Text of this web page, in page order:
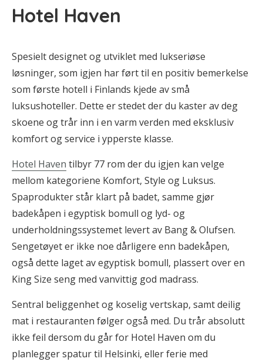
Hotel Haven
Spesielt designet og utviklet med lukseriøse
løsninger, som igjen har ført til en positiv bemerkelse
som første hotell i Finlands kjede av små
luksushoteller. Dette er stedet der du kaster av deg
skoene og trår inn i en varm verden med eksklusiv
komfort og service i ypperste klasse.
Hotel Haven tilbyr 77 rom der du igjen kan velge
mellom kategoriene Komfort, Style og Luksus.
Spaprodukter står klart på badet, samme gjør
badekåpen i egyptisk bomull og lyd- og
underholdningssystemet levert av Bang & Olufsen.
Sengetøyet er ikke noe dårligere enn badekåpen,
også dette laget av egyptisk bomull, plassert over en
King Size seng med vanvittig god madrass.
Sentral beliggenhet og koselig vertskap, samt deilig
mat i restauranten følger også med. Du trår absolutt
ikke feil dersom du går for Hotel Haven om du
planlegger spatur til Helsinki, eller ferie med